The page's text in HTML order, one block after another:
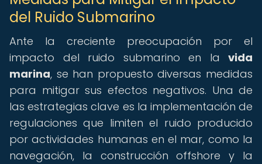
del Ruido Submarino
Ante la creciente preocupación por el
impacto del ruido submarino en la vida
marina, se han propuesto diversas medidas
para mitigar sus efectos negativos. Una de
las estrategias clave es la implementación de
regulaciones que limiten el ruido producido
por actividades humanas en el mar, como la
navegación, la construcción offshore y la